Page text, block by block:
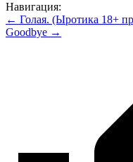
Навигация:
← Голая. (Ыротика 18+
Goodbye →